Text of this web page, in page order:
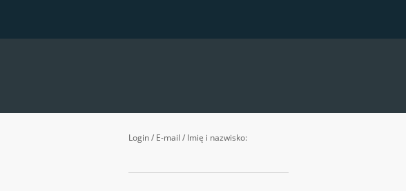
Login / E-mail / Imię i nazwisko: